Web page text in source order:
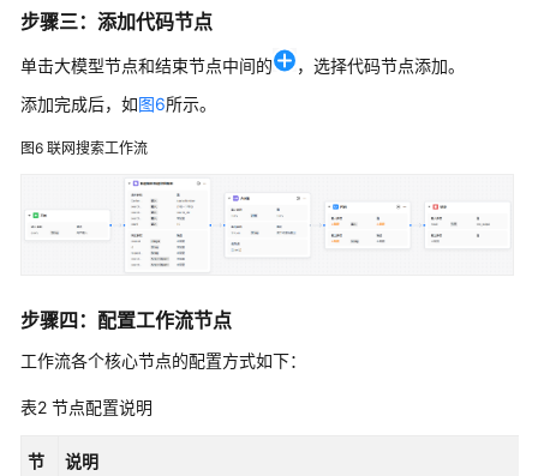
责
共
担
服
协
议
皮
步骤三：添加代码节点
单击大模型节点和结束节点中间的
，选择代码节点添加。
添加完成后，如图6所示。
图6 联网搜索工作流
步骤四：配置工作流节点
工作流各个核心节点的配置方式如下：
表2 节点配置说明
节
说明